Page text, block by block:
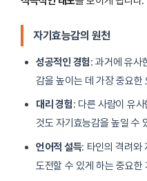
자기효능감의 원천
성공적인 경험: 과거에 유사
감을 높이는 데 가장 중요한
대리 경험: 다른 사람이 유
것도 자기효능감을 높일 수
언어적 설득: 타인의 격려와
도전할 수 있게 하는 중요한